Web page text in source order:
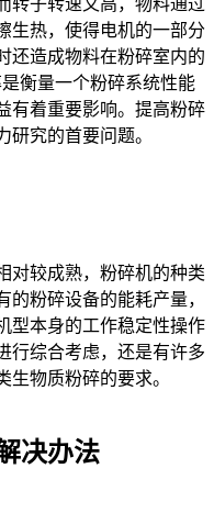
转子转速又高，物料通过
生热，使得电机的一部分
还造成物料在粉碎室内的
衡量一个粉碎系统性能
有着重要影响。提高粉碎
究的首要问题。
较成熟，粉碎机的种类
粉碎设备的能耗产量，
型本身的工作稳定性操作
行综合考虑，还是有许多
生物质粉碎的要求。
决办法